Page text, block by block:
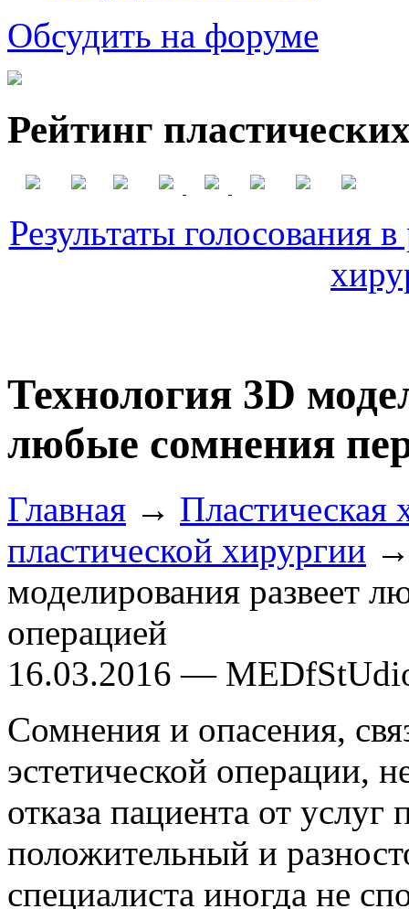
Обсудить на форуме
Рейтинг
Результаты голосования
Технология 3D
любые сомнения
Главная → Пластическая
пластической хирургии →
моделирования развеет
операцией
16.03.2016 —
Сомнения и опасения,
эстетической операции,
отказа пациента от
положительный и
специалиста иногда не